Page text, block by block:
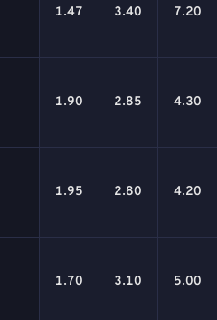
1.47 3.40 7.20
1.90 2.85 4.30
1.95 2.80 4.20
1.70 3.10 5.00